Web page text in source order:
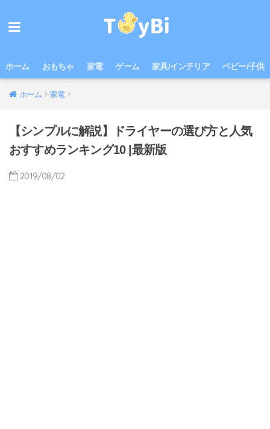
ホーム おもちゃ 家電 ゲーム 家具/インテリア ベビー/子供
ホーム 家電
【シンプルに解説】ドライヤーの選び方と人気
おすすめランキング10 |最新版
2019/08/02